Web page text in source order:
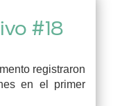
#18
registraron
en el primer